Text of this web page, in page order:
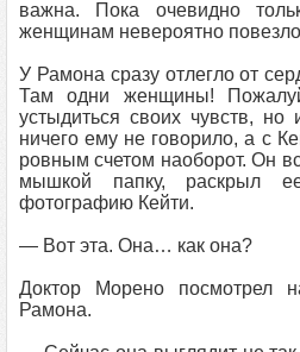
важна. Пока очевидно
женщинам невероятно
У Рамона сразу отлегло от
Там одни женщины!
устыдиться своих чувств,
ничего ему не говорило, а с
ровным счетом наоборот. Он
мышкой папку, раскрыл
фотографию Кейти.
— Вот эта. Она… как она?
Доктор Морено посмотрел
Рамона.